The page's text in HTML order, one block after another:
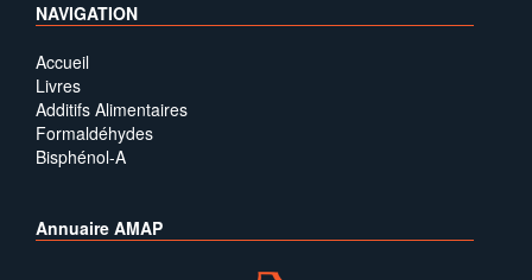
NAVIGATION
Accueil
Livres
Additifs Alimentaires
Formaldéhydes
Bisphénol-A
Annuaire AMAP